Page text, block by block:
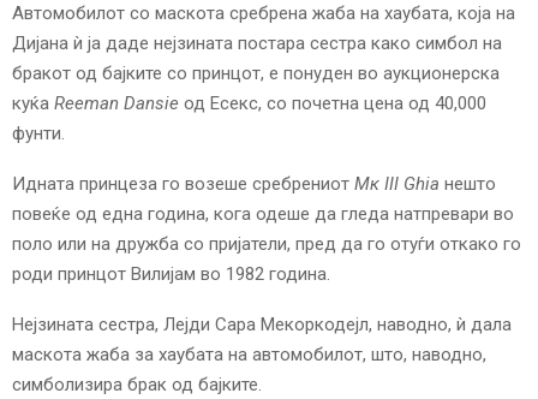
Автомобилот со маскота сребрена жаба на хаубата, која на
Дијана ѝ ја даде нејзината постара сестра како симбол на
бракот од бајките со принцот, е понуден во аукционерска
куќа Reeman Dansie од Есекс, со почетна цена од 40,000
фунти.
Идната принцеза го возеше сребрениот Мк III Ghia нешто
повеќе од една година, кога одеше да гледа натпревари во
поло или на дружба со пријатели, пред да го отуѓи откако го
роди принцот Вилијам во 1982 година.
Нејзината сестра, Лејди Сара Мекоркодејл, наводно, ѝ дала
маскота жаба за хаубата на автомобилот, што, наводно,
симболизира брак од бајките.